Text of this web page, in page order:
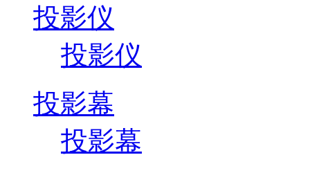
投影仪
投影仪
投影幕
投影幕